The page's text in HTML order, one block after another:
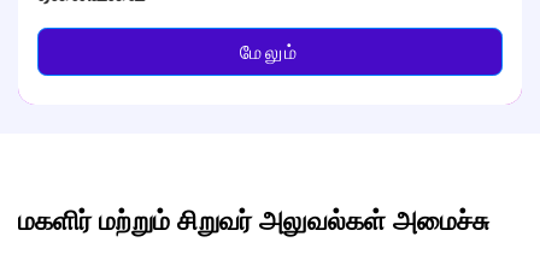
மேலும்
மகளிர் மற்றும் சிறுவர் அலுவல்கள் அமைச்சு